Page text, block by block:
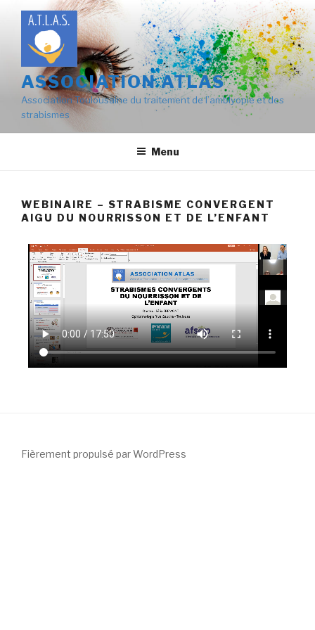
ASSOCIATION ATLAS
Association Toulousaine du traitement de l’amblyopie et des
strabismes
Menu
WEBINAIRE – STRABISME CONVERGENT
AIGU DU NOURRISSON ET DE L’ENFANT
Fièrement propulsé par WordPress